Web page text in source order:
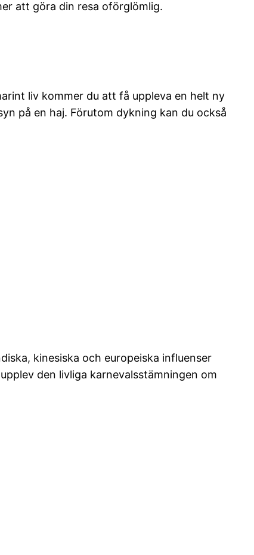
att göra din resa oförglömlig.
liv kommer du att få uppleva en helt ny
på en haj. Förutom dykning kan du också
kinesiska och europeiska influenser
den livliga karnevalsstämningen om